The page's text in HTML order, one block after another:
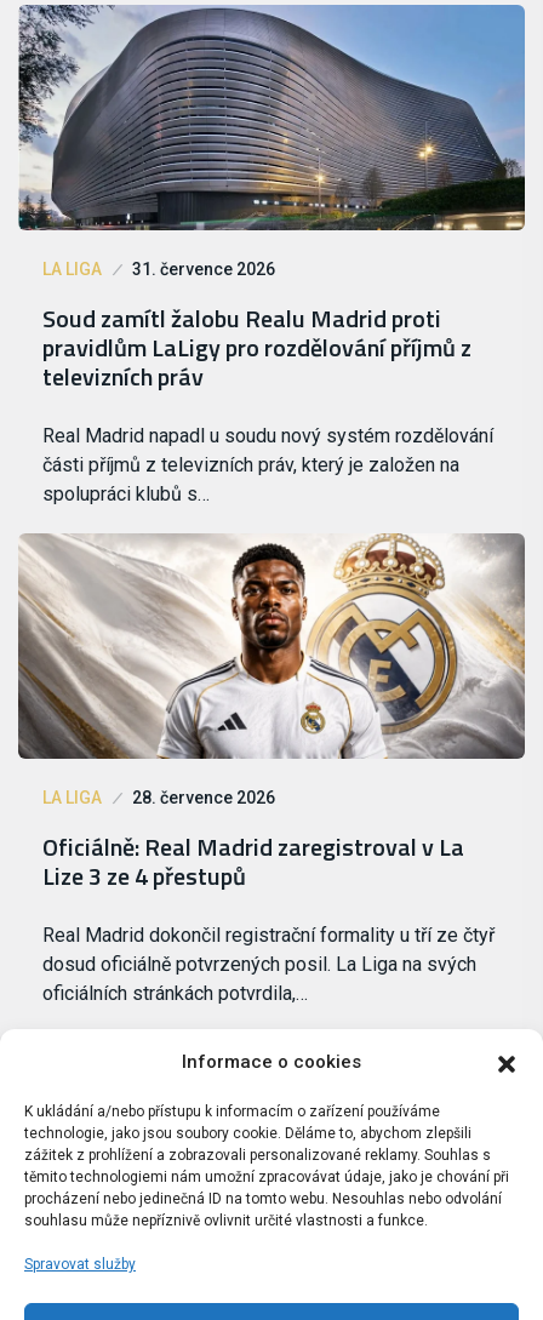
Informace o cookies
K ukládání a/nebo přístupu k informacím o zařízení používáme
technologie, jako jsou soubory cookie. Děláme to, abychom zlepšili
zážitek z prohlížení a zobrazovali personalizované reklamy. Souhlas s
těmito technologiemi nám umožní zpracovávat údaje, jako je chování při
procházení nebo jedinečná ID na tomto webu. Nesouhlas nebo odvolání
souhlasu může nepříznivě ovlivnit určité vlastnosti a funkce.
Spravovat služby
LA LIGA 31. července 2026
Soud zamítl žalobu Realu Madrid proti
pravidlům LaLigy pro rozdělování příjmů z
televizních práv
Real Madrid napadl u soudu nový systém rozdělování
části příjmů z televizních práv, který je založen na
spolupráci klubů s…
LA LIGA 28. července 2026
Oficiálně: Real Madrid zaregistroval v La
Lize 3 ze 4 přestupů
Real Madrid dokončil registrační formality u tří ze čtyř
dosud oficiálně potvrzených posil. La Liga na svých
oficiálních stránkách potvrdila,…